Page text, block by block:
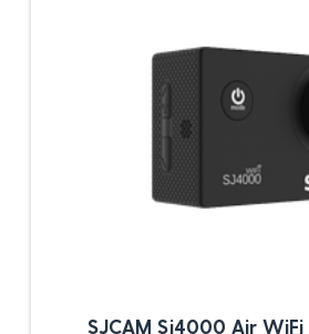
SJCAM Sj4000 Air WiFi